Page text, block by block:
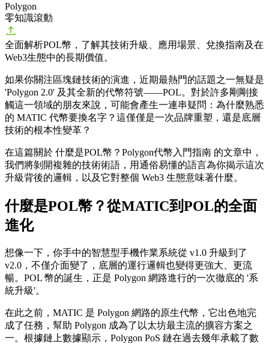
Polygon
零知識滾動
全面解析POL幣，了解其技術升級、應用場景、兌換指南及在
Web3生態中的長期價值。
如果你關注區塊鏈技術的演進，近期最熱門的話題之一無疑是
'Polygon 2.0' 及其全新的代幣符號——POL。對於許多剛剛接
觸這一領域的朋友來說，可能會產生一連串疑問：為什麼熟悉
的 MATIC 代幣要換名字？這僅僅是一次品牌重塑，還是底層
技術的根本性變革？
在這篇關於 什麼是POL幣？Polygon代幣入門指南 的文章中，
我們將剝開複雜的技術術語，用通俗易懂的語言為你揭示這次
升級背後的邏輯，以及它對整個 Web3 生態意味著什麼。
什麼是POL幣？從MATIC到POL的全面
進化
想像一下，你手中的智慧型手機作業系統從 v1.0 升級到了
v2.0，不僅介面變了，底層的運行邏輯也變得更強大、更流
暢。POL 幣的誕生，正是 Polygon 網路進行的一次徹底的 '系
統升級'。
在此之前，MATIC 是 Polygon 網路的原生代幣，它出色地完
成了任務，幫助 Polygon 成為了以太坊最主流的擴容方案之
一。根據鏈上數據顯示，Polygon PoS 鏈在過去幾年承載了數